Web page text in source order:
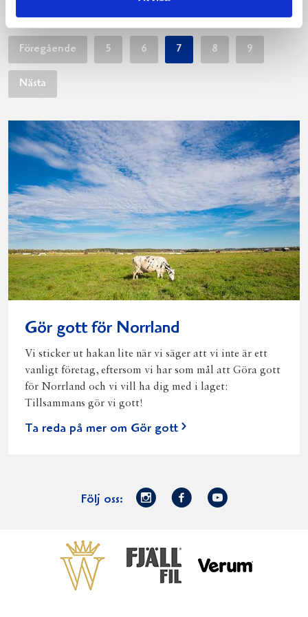
Föregående 5 6 7 8 9
Nästa
Gör gott för Norrland
Vi sticker ut hakan lite när vi säger att vi inte är ett
vanligt företag, eftersom vi har som mål att Göra gott
för Norrland och vi vill ha dig med i laget:
Tillsammans gör vi gott!
Ta reda på mer om Gör gott
Följ oss:
Norrmejerier
Facebook
Youtube
Gör gott för
Norrländska
VästerbottensostFjällfil